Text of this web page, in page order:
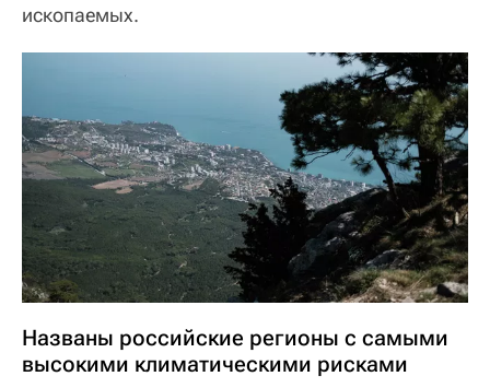
ископаемых.
Названы российские регионы с самыми
высокими климатическими рисками